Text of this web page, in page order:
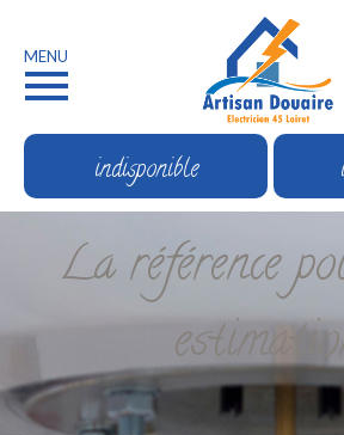
MENU
indisponible
La référence